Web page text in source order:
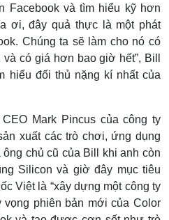
Facebook và tìm hiểu kỹ hơn
ơi, đây quả thực là một phát
Chúng ta sẽ làm cho nó có
có giá hơn bao giờ hết”, Bill
hiểu đối thủ nặng kí nhất của
Mark Pincus của công ty
xuất các trò chơi, ứng dụng
chủ cũ của Bill khi anh còn
Silicon và giờ đây mục tiêu
Việt là “xây dựng một công ty
vọng phiên bản mới của Color